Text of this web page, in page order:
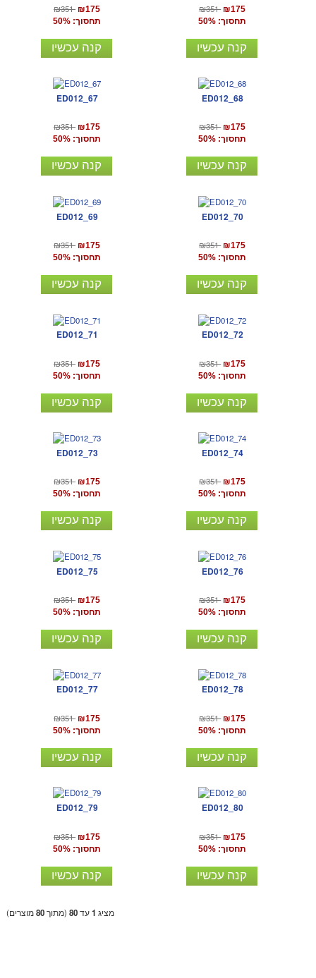
₪351 ₪175
תחסוך: 50%
קנה עכשיו
₪351 ₪175
תחסוך: 50%
קנה עכשיו
ED012_67
₪351 ₪175
תחסוך: 50%
קנה עכשיו
ED012_68
₪351 ₪175
תחסוך: 50%
קנה עכשיו
ED012_69
₪351 ₪175
תחסוך: 50%
קנה עכשיו
ED012_70
₪351 ₪175
תחסוך: 50%
קנה עכשיו
ED012_71
₪351 ₪175
תחסוך: 50%
קנה עכשיו
ED012_72
₪351 ₪175
תחסוך: 50%
קנה עכשיו
ED012_73
₪351 ₪175
תחסוך: 50%
קנה עכשיו
ED012_74
₪351 ₪175
תחסוך: 50%
קנה עכשיו
ED012_75
₪351 ₪175
תחסוך: 50%
קנה עכשיו
ED012_76
₪351 ₪175
תחסוך: 50%
קנה עכשיו
ED012_77
₪351 ₪175
תחסוך: 50%
קנה עכשיו
ED012_78
₪351 ₪175
תחסוך: 50%
קנה עכשיו
ED012_79
₪351 ₪175
תחסוך: 50%
קנה עכשיו
ED012_80
₪351 ₪175
תחסוך: 50%
קנה עכשיו
מציג 1עד80 (מתוך80מוצרים)